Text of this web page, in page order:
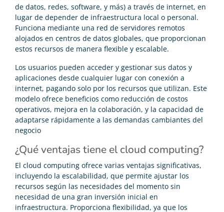
de datos, redes, software, y más) a través de internet, en
lugar de depender de infraestructura local o personal.
Funciona mediante una red de servidores remotos
alojados en centros de datos globales, que proporcionan
estos recursos de manera flexible y escalable.
Los usuarios pueden acceder y gestionar sus datos y
aplicaciones desde cualquier lugar con conexión a
internet, pagando solo por los recursos que utilizan. Este
modelo ofrece beneficios como reducción de costos
operativos, mejora en la colaboración, y la capacidad de
adaptarse rápidamente a las demandas cambiantes del
negocio​
¿Qué ventajas tiene el cloud computing?
El cloud computing ofrece varias ventajas significativas,
incluyendo la escalabilidad, que permite ajustar los
recursos según las necesidades del momento sin
necesidad de una gran inversión inicial en
infraestructura. Proporciona flexibilidad, ya que los